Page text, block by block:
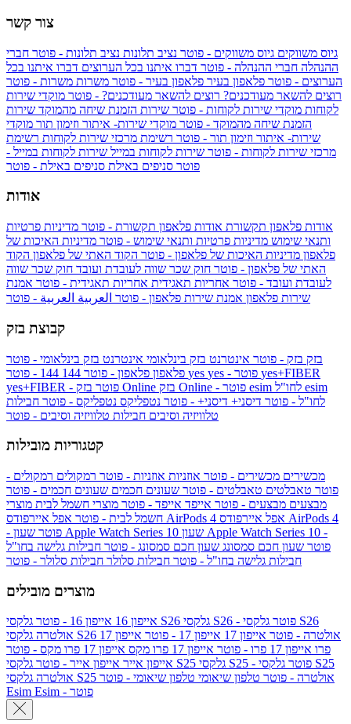
צור קשר
גיוס משווקים גיוס משווקים - פוטר נציב תלונות נציב תלונות - פוטר חברי
ההנהלה חברי ההנהלה - פוטר דברו איתנו בכל הערוצים דברו איתנו בכל
הערוצים - פוטר פלאפון בעיר פלאפון בעיר - פוטר משרות משרות - פוטר
רוצים להשאר מעודכנים? רוצים להשאר מעודכנים? - פוטר מוקדי שירות
לקוחות מוקדי שירות לקוחות - פוטר שירות הזמנת שיחה מהמוקד שירות
הזמנת שיחה מהמוקד - פוטר מוקדי שירות- איתור וזימון תור מוקדי
שירות- איתור וזימון תור - פוטר רשימת מרכזי שירות לקוחות רשימת
מרכזי שירות לקוחות - פוטר שירות לקוחות במייל שירות לקוחות במייל -
פוטר סניפים באילת סניפים באילת - פוטר
אודות
אודות פלאפון תקשורת אודות פלאפון תקשורת - פוטר מדיניות פרטיות
ותנאי שימוש מדיניות פרטיות ותנאי שימוש - פוטר מדיניות האיכות של
פלאפון מדיניות האיכות של פלאפון - פוטר הקוד האתי של פלאפון הקוד
האתי של פלאפון - פוטר חוק שכר שווה לעובדת ועובד חוק שכר שווה
לעובדת ועובד - פוטר אחריות תאגידית אחריות תאגידית - פוטר אמנת
שירות פלאפון אמנת שירות פלאפון - פוטר العربية العربية - פוטר
קבוצת בזק
בזק בזק - פוטר אינטרנט בזק בינלאומי אינטרנט בזק בינלאומי - פוטר
פלאפון פלאפון - פוטר 144 yes
yes+FIBER
yes+FIBER - פוטר בזק Online
esim
לחו"ל - פוטר דיסני+ דיסני+ - פוטר נטפליקס נטפליקס - פוטר חבילות
טלוויזיה וסיבים חבילות טלוויזיה וסיבים - פוטר
קטגוריות מובילות
מכשירים מכשירים - פוטר אוזניות אוזניות - פוטר רמקולים רמקולים -
פוטר טאבלטים טאבלטים - פוטר שעונים חכמים שעונים חכמים - פוטר
מבצעים מבצעים - פוטר אייפד אייפד - פוטר מוצרי חשמל לבית מוצרי
חשמל לבית - פוטר אפל איירפודס AirPods 4 אפל איירפודס AirPods 4
- פוטר שעון Apple Watch Series 10 שעון Apple Watch Series 10 -
פוטר שעון חכם סמסונג שעון חכם סמסונג - פוטר חבילות גלישה בחו"ל
חבילות גלישה בחו"ל - פוטר חבילות סלולר חבילות סלולר - פוטר
מוצרים מובילים
אייפון 16 אייפון 16 - פוטר גלקסי S26 גלקסי S26 - פוטר גלקסי S26
אולטרה
גלקסי S26 אולטרה - פוטר אייפון 17 אייפון 17 - פוטר
אייפון 17
פרו אייפון 17 פרו - פוטר אייפון 17 פרו מקס
אייפון 17 פרו מקס - פוטר
אייפון אייר אייפון אייר - פוטר גלקסי S25 גלקסי S25 - פוטר גלקסי S25
אולטרה
גלקסי S25 אולטרה - פוטר טלפון שיאומי טלפון שיאומי - פוטר
Esim
Esim - פוטר